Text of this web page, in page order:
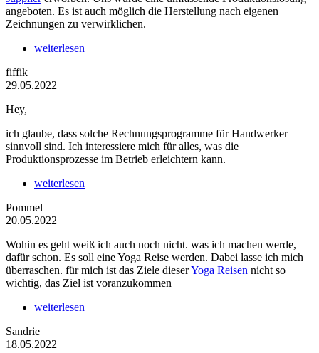
angeboten. Es ist auch möglich die Herstellung nach eigenen
Zeichnungen zu verwirklichen.
weiterlesen
fiffik
29.05.2022
Hey,
ich glaube, dass solche Rechnungsprogramme für Handwerker
sinnvoll sind. Ich interessiere mich für alles, was die
Produktionsprozesse im Betrieb erleichtern kann.
weiterlesen
Pommel
20.05.2022
Wohin es geht weiß ich auch noch nicht. was ich machen werde,
dafür schon. Es soll eine Yoga Reise werden. Dabei lasse ich mich
überraschen. für mich ist das Ziele dieserYoga Reisen nicht so
wichtig, das Ziel ist voranzukommen
weiterlesen
Sandrie
18.05.2022